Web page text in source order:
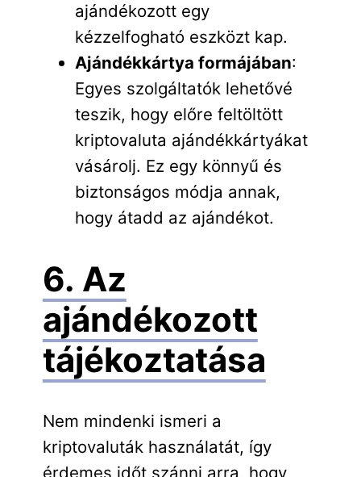
ajándékozott egy
kézzelfogható eszközt kap.
Ajándékkártya formájában:
Egyes szolgáltatók lehetővé
teszik, hogy előre feltöltött
kriptovaluta ajándékkártyákat
vásárolj. Ez egy könnyű és
biztonságos módja annak,
hogy átadd az ajándékot.
6. Az
ajándékozott
tájékoztatása
Nem mindenki ismeri a
kriptovaluták használatát, így
érdemes időt szánni arra, hogy